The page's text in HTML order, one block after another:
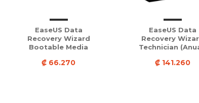
EaseUS Data
Recovery Wizard
Bootable Media
₡ 66.270
EaseUS Data
Recovery
Technician
₡ 141.260